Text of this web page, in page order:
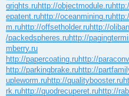
grights.ruhttp://objectmodule.ru
epatent.ruhttp://oceanmining.ru
m.ruhttp://offsetholder.ruhttp://
/packedspheres.ruhttp://
mberry.ru
http://papercoating.ruhttp://
http://parkingbrake.ruhttp://
upleworm.ruhttp://qualitybooster.ru
rk.ruhttp://quodrecuperet.ruhttp://